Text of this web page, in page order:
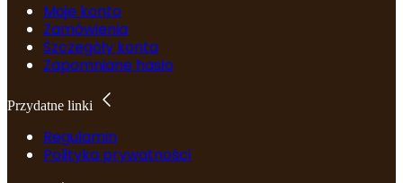
Moje konto
Zamówienia
Szczegóły konta
Zapomniane hasło
Przydatne linki
Regulamin
Polityka prywatności